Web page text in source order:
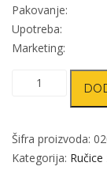
Pakovanje:
Upotreba:
Marketing:
Ručica
B-
Ni
Šifra proizvoda:
Kategorija: